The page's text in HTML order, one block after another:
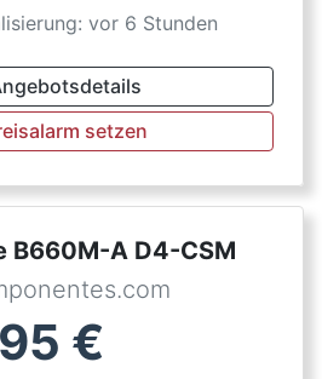
vor 6 Stunden
setzen
B660M-A D4-CSM
95 €